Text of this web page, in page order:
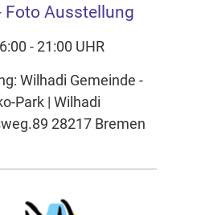
Foto Ausstellung
- 21:00 UHR
Wilhadi Gemeinde -
Park | Wilhadi
28217 Bremen